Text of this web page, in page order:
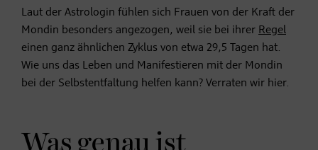
Laut der Astrologin fühlen sich Frauen von der Kraft der
Mondin besonders angezogen, weil sie bei ihrer Regel
einen ganz ähnlichen Zyklus von etwa 29,5 Tagen hat.
Wie uns das Leben und Manifestieren mit der Mondin
bei der Selbstentfaltung helfen kann? Verraten wir hier.
Was genau ist